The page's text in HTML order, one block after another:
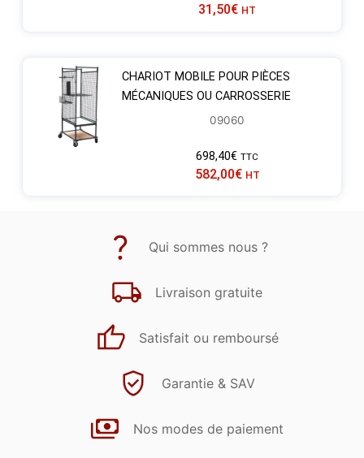
31,50€ HT
CHARIOT MOBILE POUR PIÈCES
MÉCANIQUES OU CARROSSERIE
09060
698,40€ TTC
582,00€ HT
Qui sommes nous ?
Livraison gratuite
Satisfait ou remboursé
Garantie & SAV
Nos modes de paiement